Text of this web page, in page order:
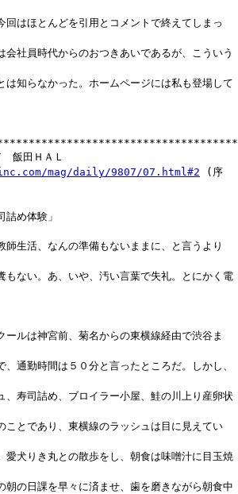
はほとんどを引用とコメントで終えてしまっ
会社員時代からのおつきあいであるが、こういう
は知らなかった。ホームページには私も登場して
飯田ＨＡＬ
mag/daily/9807/07.html#2 (序
め体験」
師生活、なんの準備もないままに、と言うより
もない。あ、いや、汚い言葉で失礼。とにかく電
ールは神宮前、菊名からの東横線経由で渋谷ま
通勤時間は５０分と言ったところだ。しかし、
、寿司詰め、ブロイラー小屋、鮭の川上り産卵状
ことであり、東横線のラッシュは目に見えてい
愛犬りき丸との散歩をし、朝食は味噌汁に目玉焼
朝の日課を早々に済ませ、歯を磨きながら朝食中